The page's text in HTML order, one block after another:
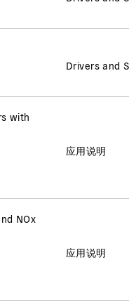
Drivers and
with
应用说明
NOx
应用说明